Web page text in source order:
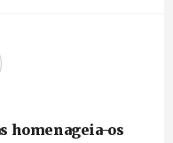
homenageia-os